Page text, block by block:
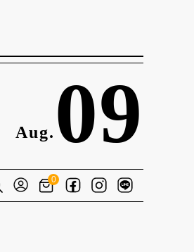
Aug. 09
0